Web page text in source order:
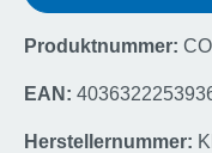
Produktnummer:
EAN:
Herstellernummer: